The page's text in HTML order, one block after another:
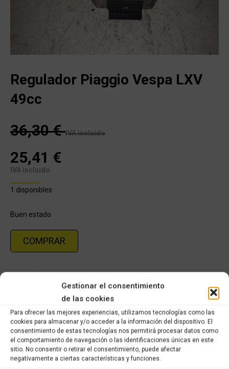
Gestionar el consentimiento
de las cookies
Para ofrecer las mejores experiencias, utilizamos tecnologías como las
cookies para almacenar y/o acceder a la información del dispositivo. El
consentimiento de estas tecnologías nos permitirá procesar datos como
el comportamiento de navegación o las identificaciones únicas en este
sitio. No consentir o retirar el consentimiento, puede afectar
negativamente a ciertas características y funciones.
Regulador Piaggio Vespa LXV
49cc
36,30€ IVA incluido
25,41 €
IVA incluido
1 disponibles
Buen estado
COMPRAR
Categoría:PIAGGIO VESPA LXV 49cc
Share this product
Share
on
X
Share
on
Facebook
Share
on
Pinterest
Share
on
LinkedIn